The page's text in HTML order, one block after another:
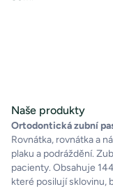
Naše produkty
Ortodontická zubní
Rovnátka, rovnátka a
plaku a podráždění.
pacienty. Obsahuje
které posilují sklovinu,